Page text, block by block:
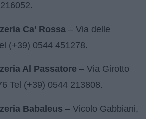
Ca’ Rossa – Via delle
(+39) 0544 451278.
Al Passatore – Via Girotto
Tel (+39) 0544 213808.
Babaleus – Vicolo Gabbiani,